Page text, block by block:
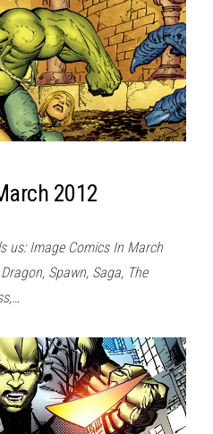
2012
us: Image Comics In March
Spawn, Saga, The